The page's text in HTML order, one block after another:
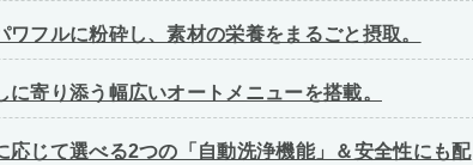
ワフルに粉砕し、素材の栄養をまるごと摂取。
に寄り添う幅広いオートメニューを搭載。
応じて選べる2つの「自動洗浄機能」＆安全性にも配